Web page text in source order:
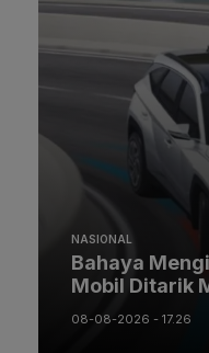
NASIONAL
Bahaya
Mobil Ditarik
08-08-2026 - 17.26